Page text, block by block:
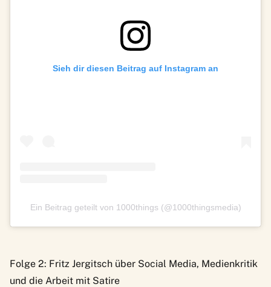
Sieh dir diesen Beitrag auf Instagram an
Ein Beitrag geteilt von 1000things (@1000thingsmedia)
Folge 2: Fritz Jergitsch über Social Media, Medienkritik
und die Arbeit mit Satire